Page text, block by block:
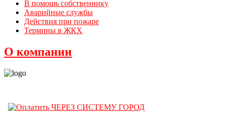
В помощь собственнику
Аварийные службы
Действия при пожаре
Термины в ЖКХ
О компании